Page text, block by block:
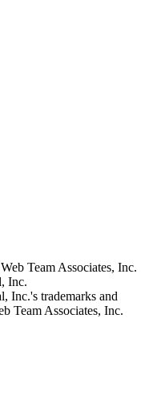
Team Associates, Inc.
Inc.
Inc.'s trademarks and
Team Associates, Inc.